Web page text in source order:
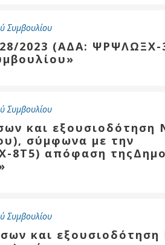
Συμβουλίου
2023 (ΑΔΑ: ΨΡΨΛΩΞΧ-
Συμβουλίου
και εξουσιοδότηση
σύμφωνα με την
8Τ5) απόφαση
Συμβουλίου
και εξουσιοδότηση